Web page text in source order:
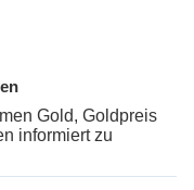
Gold, Goldpreis
informiert zu